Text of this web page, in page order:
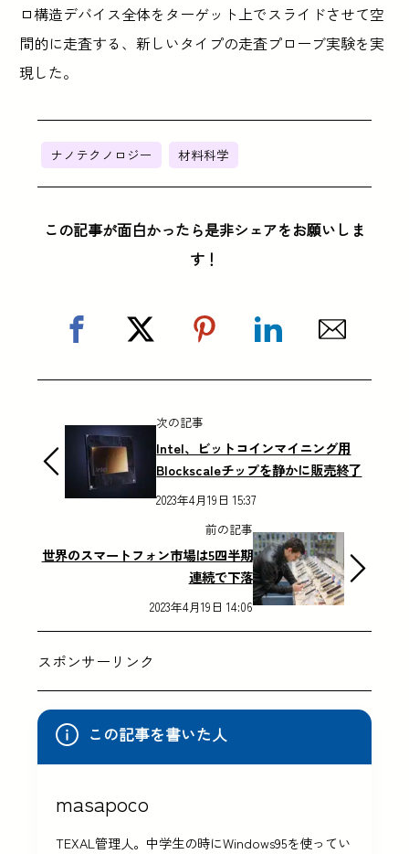
ロ構造デバイス全体をターゲット上でスライドさせて空
間的に走査する、新しいタイプの走査プローブ実験を実
現した。
ナノテクノロジー 材料科学
この記事が面白かったら是非シェアをお願いしま
す！
次の記事
Intel、ビットコインマイニング用
Blockscaleチップを静かに販売終了
2023年4月19日 15:37
前の記事
世界のスマートフォン市場は5四半期
連続で下落
2023年4月19日 14:06
スポンサーリンク
この記事を書いた人
masapoco
TEXAL管理人。中学生の時にWindows95を使ってい